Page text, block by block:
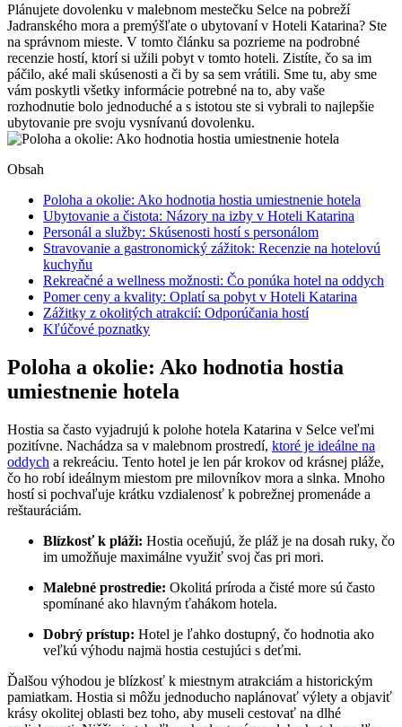
Plánujete dovolenku v malebnom mestečku Selce na pobreží
Jadranského mora a premýšľate o ubytovaní v Hoteli Katarina? Ste
na správnom mieste. V tomto článku sa pozrieme na podrobné
recenzie hostí, ktorí si užili pobyt v tomto hoteli. Zistíte, čo sa im
páčilo, aké mali skúsenosti a či by sa sem vrátili. Sme tu, aby sme
vám poskytli všetky informácie potrebné na to, aby vaše
rozhodnutie bolo jednoduché a s istotou ste si vybrali to najlepšie
ubytovanie pre svoju vysnívanú dovolenku.
Obsah
Poloha a okolie: Ako hodnotia hostia umiestnenie hotela
Ubytovanie a čistota: Názory na izby v Hoteli Katarina
Personál a služby: Skúsenosti hostí s personálom
Stravovanie a gastronomický zážitok: Recenzie na hotelovú
kuchyňu
Rekreačné a wellness možnosti: Čo ponúka hotel na oddych
Pomer ceny a kvality: Oplatí sa pobyt v Hoteli Katarina
Zážitky z okolitých atrakcií: Odporúčania hostí
Kľúčové poznatky
Poloha a okolie: Ako hodnotia hostia
umiestnenie hotela
Hostia sa často vyjadrujú k polohe hotela Katarina v Selce veľmi
pozitívne. Nachádza sa v malebnom prostredí, ktoré je ideálne na
oddych a rekreáciu. Tento hotel je len pár krokov od krásnej pláže,
čo ho robí ideálnym miestom pre milovníkov mora a slnka. Mnoho
hostí si pochvaľuje krátku vzdialenosť k pobrežnej promenáde a
reštauráciám.
Blízkosť k pláži: Hostia oceňujú, že pláž je na dosah ruky, čo
im umožňuje maximálne využiť svoj čas pri mori.
Malebné prostredie: Okolitá príroda a čisté more sú často
spomínané ako hlavným ťahákom hotela.
Dobrý prístup: Hotel je ľahko dostupný, čo hodnotia ako
veľkú výhodu najmä hostia cestujúci s deťmi.
Ďalšou výhodou je blízkosť k miestnym atrakciám a historickým
pamiatkam. Hostia si môžu jednoducho naplánovať výlety a objaviť
krásy okolitej oblasti bez toho, aby museli cestovať na dlhé